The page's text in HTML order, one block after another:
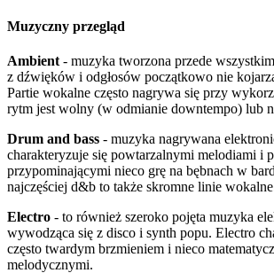
Muzyczny przegląd
Ambient - muzyka tworzona przede
z dźwięków i odgłosów początkowo nie
Partie wokalne często nagrywa się przy
rytm jest wolny (w odmianie downtempo) lub
Drum and bass - muzyka nagrywana
charakteryzuje się powtarzalnymi melodiami i
przypominającymi nieco grę na bębnach w
najczęściej d&b to także skromne linie
Electro - to również szeroko pojęta muzyka
wywodząca się z disco i synth popu. Electro
często twardym brzmieniem i nieco
melodycznymi.